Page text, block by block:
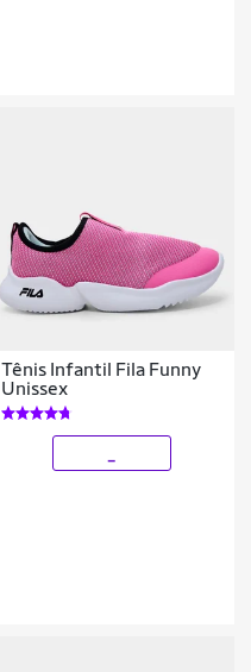
Tênis Infantil Fila Funny
Unissex